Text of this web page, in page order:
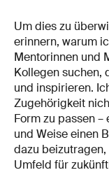
Um dies zu
erinnern, warum
Mentorinnen und
Kollegen suchen,
und inspirieren.
Zugehörigkeit
Form zu passen
und Weise einen
dazu
Umfeld für